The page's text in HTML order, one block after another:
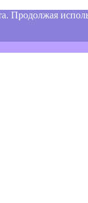
Продолжая